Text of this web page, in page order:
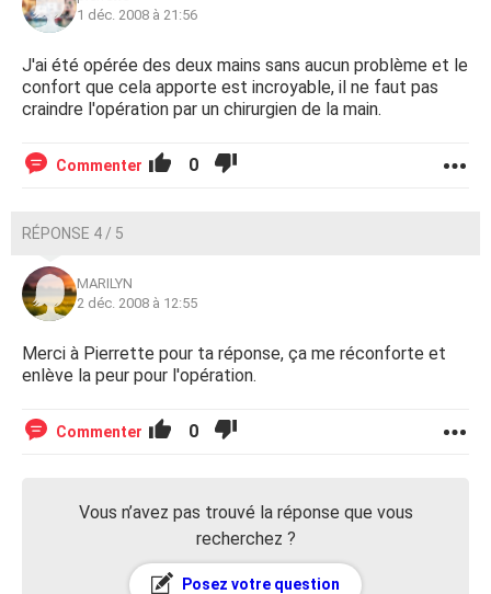
1 déc. 2008 à 21:56
J'ai été opérée des deux mains sans aucun problème et le
confort que cela apporte est incroyable, il ne faut pas
craindre l'opération par un chirurgien de la main.
Commenter 0
RÉPONSE 4 / 5
MARILYN
2 déc. 2008 à 12:55
Merci à Pierrette pour ta réponse, ça me réconforte et
enlève la peur pour l'opération.
Commenter 0
Vous n’avez pas trouvé la réponse que vous
recherchez ?
Posez votre question